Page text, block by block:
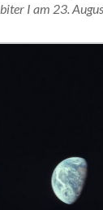
I am 23.